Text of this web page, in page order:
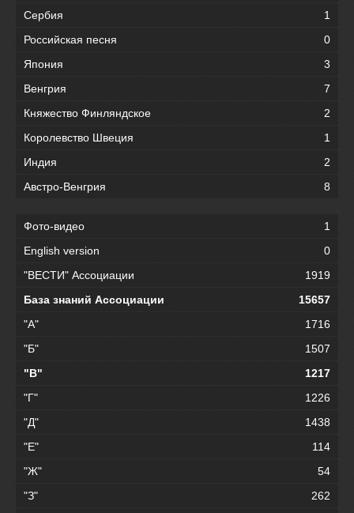
Сербия
1
Российская песня
0
Япония
3
Венгрия
7
Княжество Финляндское
2
Королевство Швеция
1
Индия
2
Австро-Венгрия
8
Фото-видео
1
English version
0
"ВЕСТИ" Ассоциации
1919
База знаний Ассоциации
15657
"А"
1716
"Б"
1507
"В"
1217
"Г"
1226
"Д"
1438
"Е"
114
"Ж"
54
"З"
262